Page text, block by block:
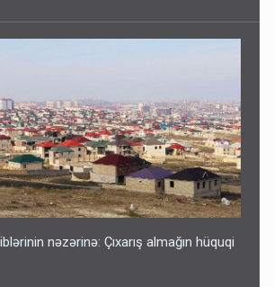
nəzərinə: Çıxarış almağın hüquqi